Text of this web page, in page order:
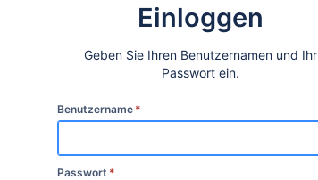
Einloggen
Geben Sie Ihren Benutzernamen und Ihr
Passwort ein.
Benutzername *
Passwort *